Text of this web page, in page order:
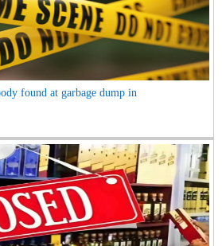
found at garbage dump in